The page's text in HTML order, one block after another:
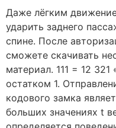
Даже лёгким
ударить заднего
спине. После
сможете скачивать
материал. 111 = 12
остатком 1.
кодового замка
больших значениях t